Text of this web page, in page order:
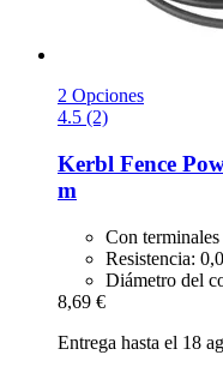
2 Opciones
4.5 (2)
Kerbl Fence
m
Con
Resistencia:
Diámetro del
8,69 €
Entrega hasta el 18